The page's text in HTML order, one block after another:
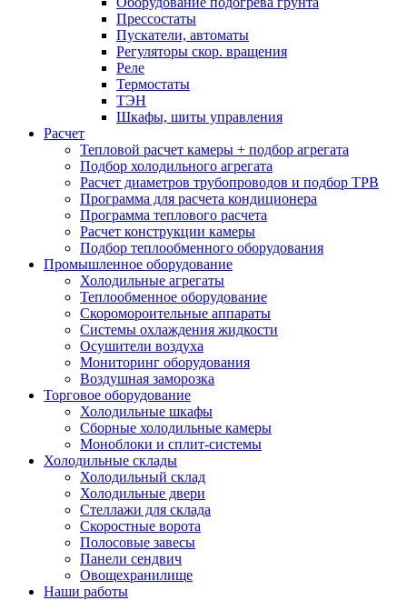
Прессостаты
Пускатели, автоматы
Регуляторы скор. вращения
Реле
Термостаты
ТЭН
Шкафы, шиты управления
Расчет
Тепловой расчет камеры + подбор агрегата
Подбор холодильного агрегата
Расчет диаметров трубопроводов и подбор ТРВ
Программа для расчета кондиционера
Программа теплового расчета
Расчет конструкции камеры
Подбор теплообменного оборудования
Промышленное оборудование
Холодильные агрегаты
Теплообменное оборудование
Скоромороительные аппараты
Системы охлаждения жидкости
Осушители воздуха
Мониторинг оборудования
Воздушная заморозка
Торговое оборудование
Холодильные шкафы
Сборные холодильные камеры
Моноблоки и сплит-системы
Холодильные склады
Холодильный склад
Холодильные двери
Стеллажи для склада
Скоростные ворота
Полосовые завесы
Панели сендвич
Овощехранилище
Наши работы